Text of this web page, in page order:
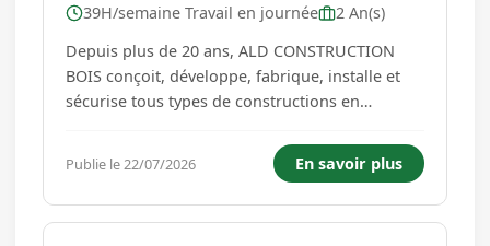
39H/semaine Travail en journée
2 An(s)
Depuis plus de 20 ans, ALD CONSTRUCTION
BOIS conçoit, développe, fabrique, installe et
sécurise tous types de constructions en
partage ses convictions envers l'ossature bois
avec une trentaine de collaborateurs,
expériment...
Publie le 22/07/2026 En savoir plus